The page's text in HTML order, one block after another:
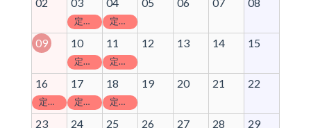
02 03
定休日
04
定休日
05 06 07 08
09 10
定休日
11
定休日
12 13 14 15
16
定休日
17
定休日
18
定休日
19 20 21 22
23 24 25 26 27 28 29